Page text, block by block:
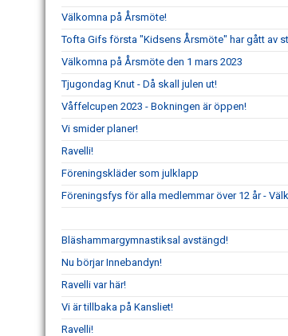
Välkomna på Årsmöte!
Tofta Gifs första "Kidsens Årsmöte" har gått av
Välkomna på Årsmöte den 1 mars 2023
Tjugondag Knut - Då skall julen ut!
Våffelcupen 2023 - Bokningen är öppen!
Vi smider planer!
Ravelli!
Föreningskläder som julklapp
Föreningsfys för alla medlemmar över 12 år -
Bläshammargymnastiksal avstängd!
Nu börjar Innebandyn!
Ravelli var här!
Vi är tillbaka på Kansliet!
Ravelli!